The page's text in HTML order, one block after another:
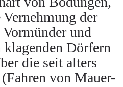
der
und
klagenden Dörfern
die seit alters
von Mauer-